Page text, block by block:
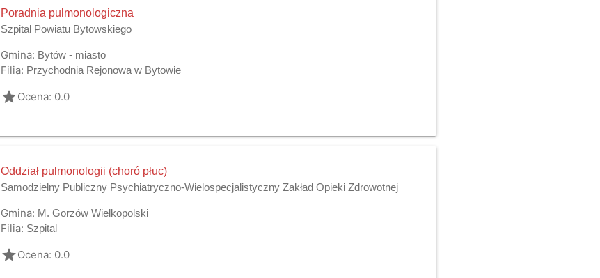
Poradnia pulmonologiczna
Szpital Powiatu Bytowskiego
Gmina: Bytów - miasto
Filia: Przychodnia Rejonowa w Bytowie
gradeOcena: 0.0
Oddział pulmonologii (choró płuc)
Samodzielny Publiczny Psychiatryczno-Wielospecjalistyczny Zakład Opieki Zdrowotnej
Gmina: M. Gorzów Wielkopolski
Filia: Szpital
gradeOcena: 0.0